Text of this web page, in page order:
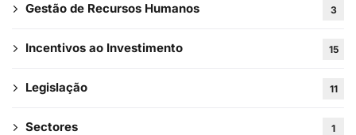
Gestão de Recursos Humanos 3
Incentivos ao Investimento 15
Legislação 11
Sectores 1